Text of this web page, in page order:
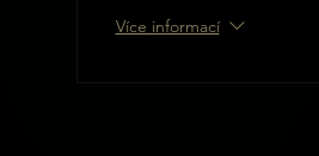
Více informací